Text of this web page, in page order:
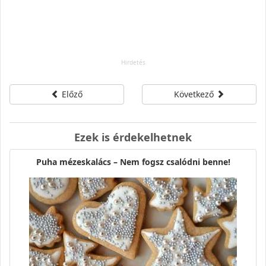
Előző Következő
Ezek is érdekelhetnek
Puha mézeskalács – Nem fogsz csalódni benne!